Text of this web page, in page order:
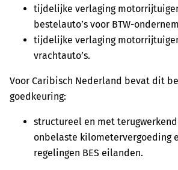
tijdelijke verlaging
bestelauto’s voor BTW-
tijdelijke verlaging
vrachtauto’s.
Voor Caribisch Nederland bevat dit
goedkeuring:
structureel en met
onbelaste kilometervergoeding
regelingen BES eilanden.